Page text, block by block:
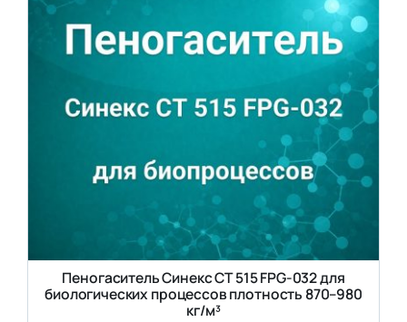
Пеногаситель Синекс СТ 515 FPG-032 для
биологических процессов плотность 870–980
кг/м³